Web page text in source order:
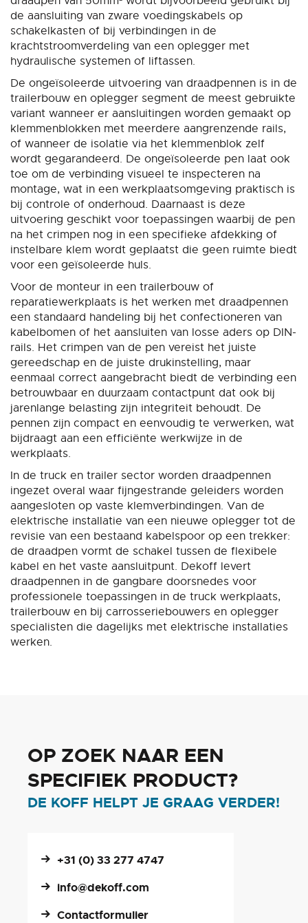
de aansluiting van zware voedingskabels op
schakelkasten of bij verbindingen in de
krachtstroomverdeling van een oplegger met
hydraulische systemen of liftassen.
De ongeïsoleerde uitvoering van draadpennen is in de
trailerbouw en oplegger segment de meest gebruikte
variant wanneer er aansluitingen worden gemaakt op
klemmenblokken met meerdere aangrenzende rails,
of wanneer de isolatie via het klemmenblok zelf
wordt gegarandeerd. De ongeïsoleerde pen laat ook
toe om de verbinding visueel te inspecteren na
montage, wat in een werkplaatsomgeving praktisch is
bij controle of onderhoud. Daarnaast is deze
uitvoering geschikt voor toepassingen waarbij de pen
na het crimpen nog in een specifieke afdekking of
instelbare klem wordt geplaatst die geen ruimte biedt
voor een geïsoleerde huls.
Voor de monteur in een trailerbouw of
reparatiewerkplaats is het werken met draadpennen
een standaard handeling bij het confectioneren van
kabelbomen of het aansluiten van losse aders op DIN-
rails. Het crimpen van de pen vereist het juiste
gereedschap en de juiste drukinstelling, maar
eenmaal correct aangebracht biedt de verbinding een
betrouwbaar en duurzaam contactpunt dat ook bij
jarenlange belasting zijn integriteit behoudt. De
pennen zijn compact en eenvoudig te verwerken, wat
bijdraagt aan een efficiënte werkwijze in de
werkplaats.
In de truck en trailer sector worden draadpennen
ingezet overal waar fijngestrande geleiders worden
aangesloten op vaste klemverbindingen. Van de
elektrische installatie van een nieuwe oplegger tot de
revisie van een bestaand kabelspoor op een trekker:
de draadpen vormt de schakel tussen de flexibele
kabel en het vaste aansluitpunt. Dekoff levert
draadpennen in de gangbare doorsnedes voor
professionele toepassingen in de truck werkplaats,
trailerbouw en bij carrosseriebouwers en oplegger
specialisten die dagelijks met elektrische installaties
werken.
OP ZOEK NAAR EEN
SPECIFIEK PRODUCT?
DE KOFF HELPT JE GRAAG VERDER!
+31 (0) 33 277 4747
info@dekoff.com
Contactformulier